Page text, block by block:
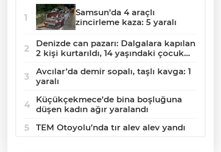
Samsun’da 4 araçlı
zincirleme kaza: 5 yaralı
Denizde can pazarı: Dalgalara kapılan
2 kişi kurtarıldı, 14 yaşındaki çocuk
Avcılar’da demir sopalı, taşlı kavga: 1
yaralı
Küçükçekmece’de bina boşluğuna
düşen kadın ağır yaralandı
TEM Otoyolu’nda tır alev alev yandı